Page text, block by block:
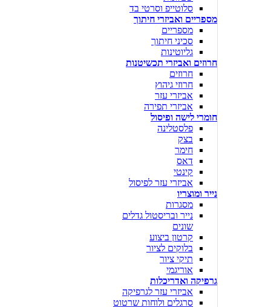
סלוטייפ וסרטי בד
מספריים ואביזרי חיתוך
מספריים
סכיני חיתוך
גליוטינות
חרוזים ואביזרי תכשיטנות
חרוזים
חרוזי גיהוץ
אביזרי עזר
אביזרי תפירה
חומרי לישה ופיסול
פלסטלינה
בצק
חימר
דאס
קינטי
אביזרי עזר לפיסול
נייר ומוצריו
מסגרות
נייר ובריסטול גדלים
שונים
קרטון ביצוע
בלוקים לציור
תיקי ציור
אוריגמי
גרפיקה ואדריכלות
אביזרי עזר לגרפיקה
סרגלים ולוחות שרטוט